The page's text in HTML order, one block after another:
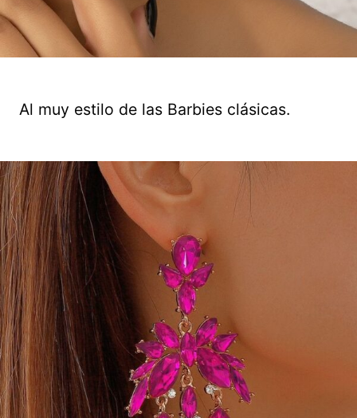
Al muy estilo de las Barbies clásicas.